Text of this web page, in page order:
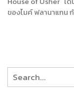
ของไมค์ ฟลานาแกน